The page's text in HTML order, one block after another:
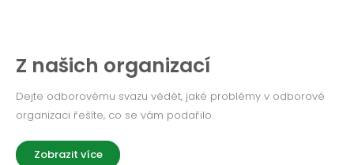
Z našich organizací
Dejte odborovému svazu vědět, jaké problémy v odborové
organizaci řešíte, co se vám podařilo.
Zobrazit více